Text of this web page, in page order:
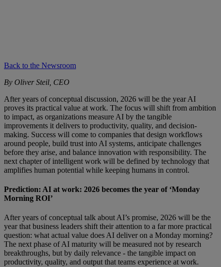
Back to the Newsroom
By Oliver Steil, CEO
After years of conceptual discussion, 2026 will be the year AI
proves its practical value at work. The focus will shift from ambition
to impact, as organizations measure AI by the tangible
improvements it delivers to productivity, quality, and decision-
making. Success will come to companies that design workflows
around people, build trust into AI systems, anticipate challenges
before they arise, and balance innovation with responsibility. The
next chapter of intelligent work will be defined by technology that
amplifies human potential while keeping humans in control.
Prediction: AI at work: 2026 becomes the year of ‘Monday
Morning ROI’
After years of conceptual talk about AI’s promise, 2026 will be the
year that business leaders shift their attention to a far more practical
question: what actual value does AI deliver on a Monday morning?
The next phase of AI maturity will be measured not by research
breakthroughs, but by daily relevance - the tangible impact on
productivity, quality, and output that teams experience at work.